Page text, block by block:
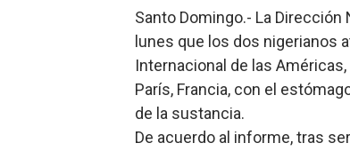
Josefa Castillo:
Lee Ballester a los
Operativo
Santo Domingo.- La
lunes que los dos nigerianos
Internacional de las
París, Francia, con el
de la sustancia.
De acuerdo al informe, tras